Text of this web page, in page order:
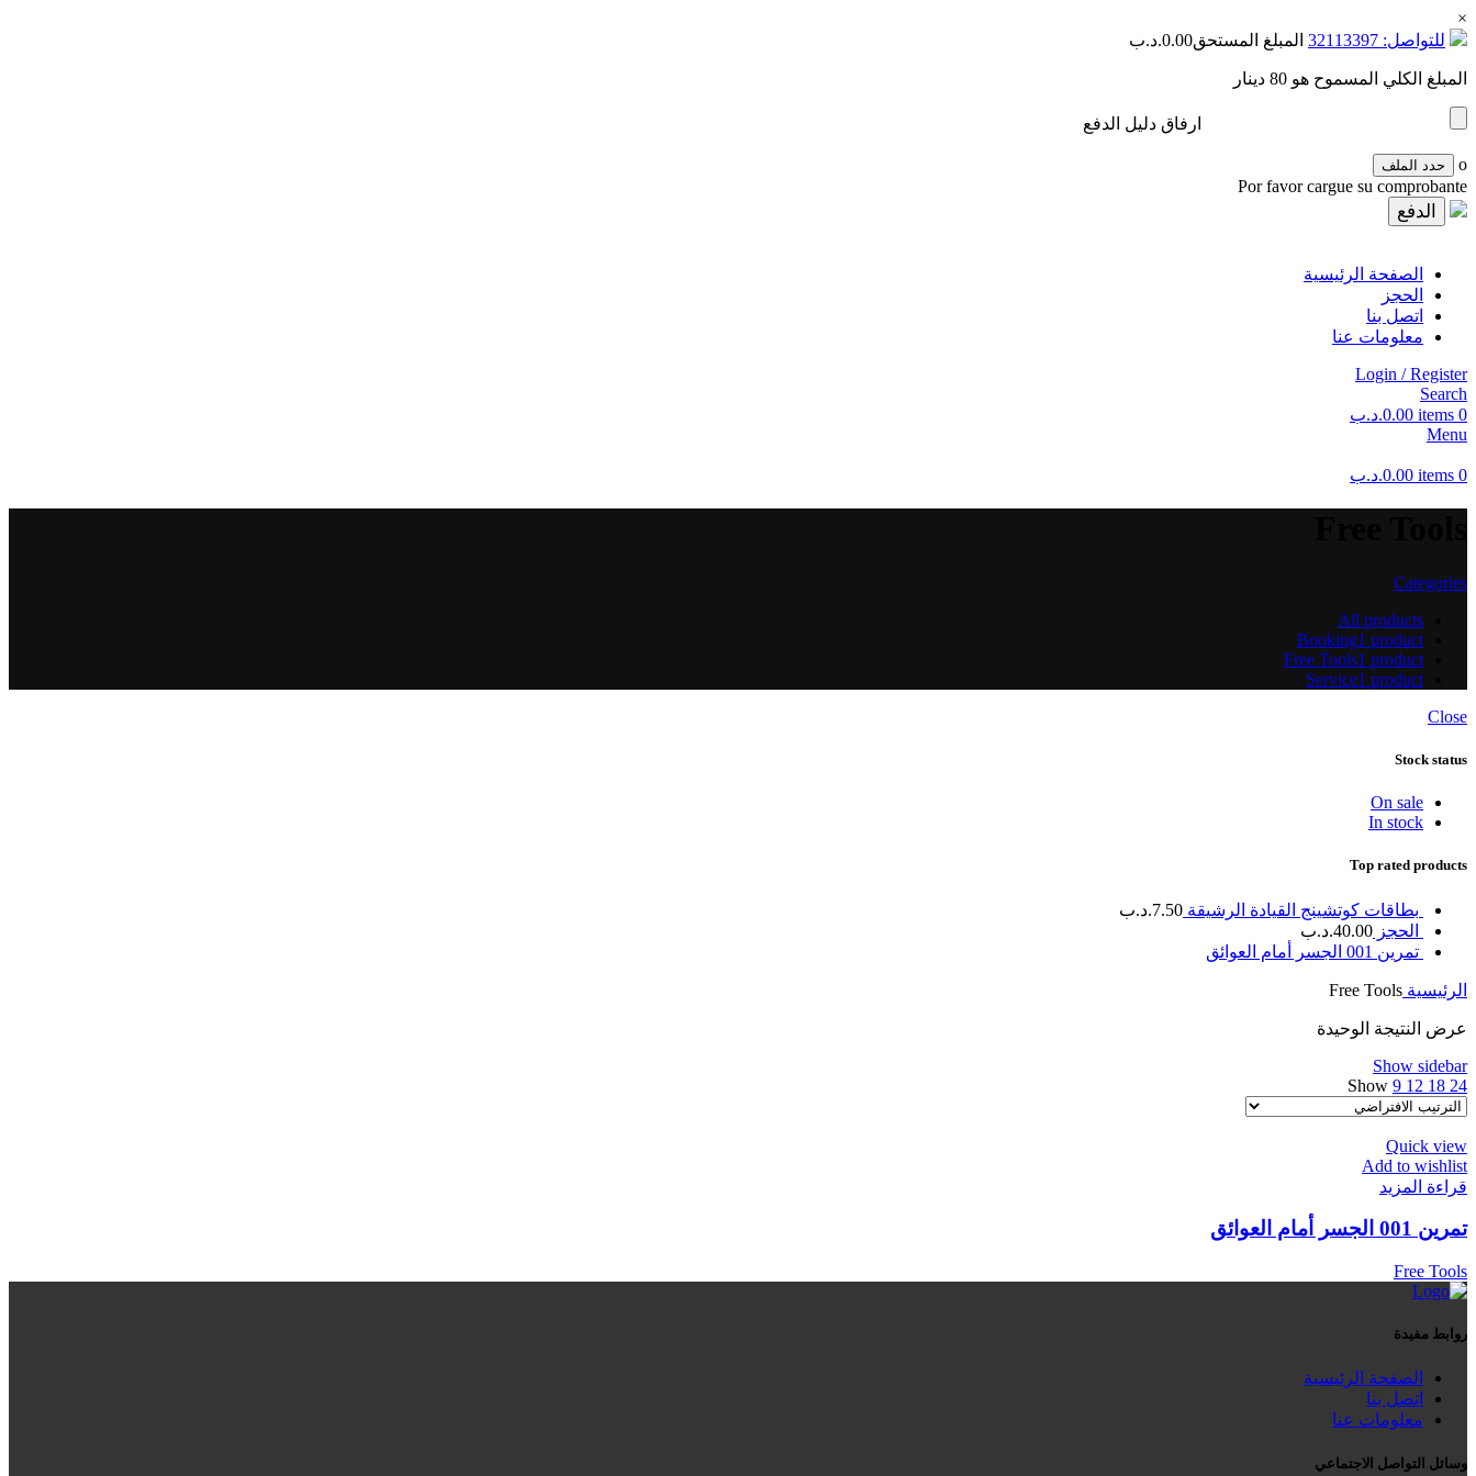
×
للتواصل: 32113397
المبلغ المستحق0.00.د.ب
المبلغ الكلي المسموح هو 80 دينار
ارفاق دليل الدفع
o حدد الملف
Por favor cargue su comprobante
الصفحة الرئيسية
الحجز
اتصل بنا
معلومات عنا
Login / Register
Search
0
items
0.00.د.ب
Menu
0
items
0.00.د.ب
Categories
All products
Booking1 product
Free Tools1 product
Service1 product
Close
Stock status
On sale
In stock
Top rated products
بطاقات كوتشينج القيادة الرشيقة 7.50.د.ب
الحجز 40.00.د.ب
تمرين 001 الجسر أمام العوائق
الرئيسية Free Tools
عرض النتيجة الوحيدة
Show sidebar
Show 9 12 18 24
Quick view
Add to wishlist
قراءة المزيد
تمرين 001 الجسر أمام العوائق
Free Tools
روابط مفيدة
الصفحة الرئيسية
اتصل بنا
معلومات عنا
وسائل التواصل الاجتماعي